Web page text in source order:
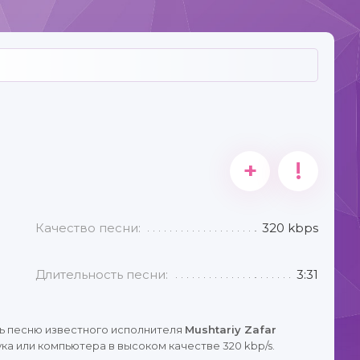
+ !
Качество песни: 320 kbps
Длительность песни: 3:31
известного исполнителя Mushtariy Zafar
или компьютера в высоком качестве 320 kbp/s.